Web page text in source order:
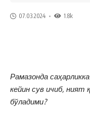
07.03.2024 1.8k
Рамазонда
кейин сув ичиб, ният
бўладими?